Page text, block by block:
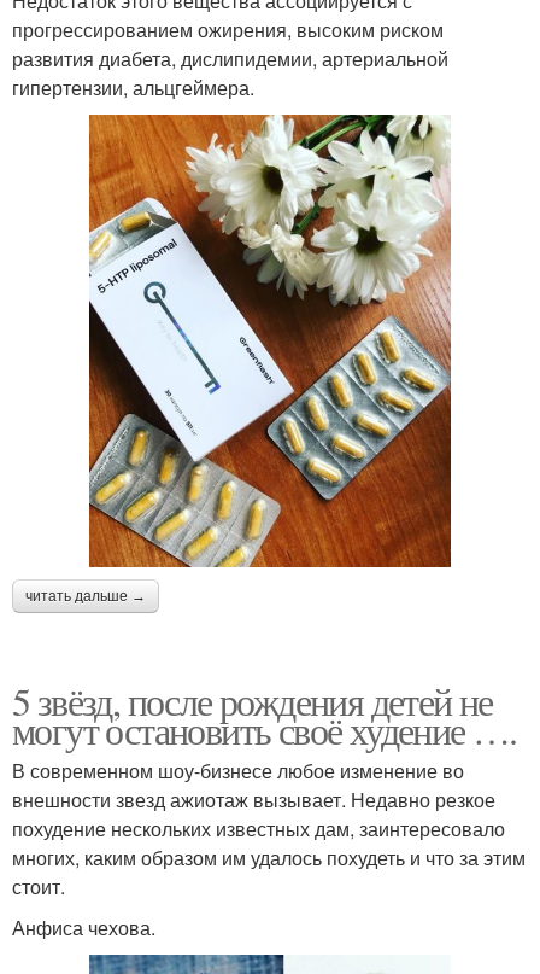
прогрессированием ожирения, высоким риском
развития диабета, дислипидемии, артериальной
гипертензии, альцгеймера.
читать дальше →
5 звёзд, после рождения детей не
могут остановить своё худение ….
В современном шоу-бизнесе любое изменение во
внешности звезд ажиотаж вызывает. Недавно резкое
похудение нескольких известных дам, заинтересовало
многих, каким образом им удалось похудеть и что за этим
стоит.
Анфиса чехова.